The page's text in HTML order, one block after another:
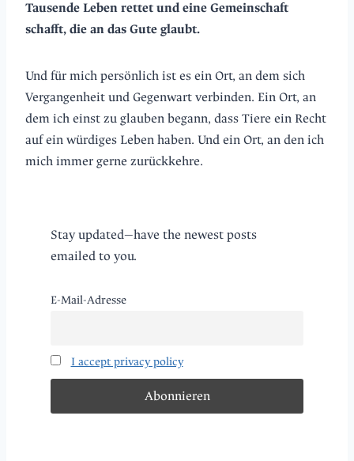
Tausende Leben rettet und eine Gemeinschaft
schafft, die an das Gute glaubt.
Und für mich persönlich ist es ein Ort, an dem sich
Vergangenheit und Gegenwart verbinden. Ein Ort, an
dem ich einst zu glauben begann, dass Tiere ein Recht
auf ein würdiges Leben haben. Und ein Ort, an den ich
mich immer gerne zurückkehre.
Stay updated—have the newest posts
emailed to you.
E-Mail-Adresse
I accept privacy policy